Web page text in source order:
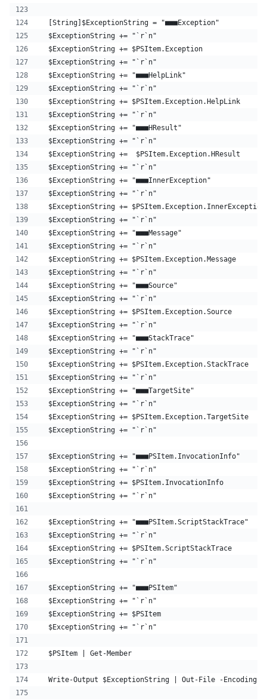
  [String]$ExceptionString = "■■■Exception"
  $ExceptionString += "`r`n"
  $ExceptionString += $PSItem.Exception
  $ExceptionString += "`r`n"
  $ExceptionString += "■■■HelpLink"
  $ExceptionString += "`r`n"
  $ExceptionString += $PSItem.Exception.HelpLink
  $ExceptionString += "`r`n"
  $ExceptionString += "■■■HResult"
  $ExceptionString += "`r`n"
  $ExceptionString +=  $PSItem.Exception.HResult
  $ExceptionString += "`r`n"
  $ExceptionString += "■■■InnerException"
  $ExceptionString += "`r`n"
  $ExceptionString += $PSItem.Exception.InnerException
  $ExceptionString += "`r`n"
  $ExceptionString += "■■■Message"
  $ExceptionString += "`r`n"
  $ExceptionString += $PSItem.Exception.Message
  $ExceptionString += "`r`n"
  $ExceptionString += "■■■Source"
  $ExceptionString += "`r`n"
  $ExceptionString += $PSItem.Exception.Source
  $ExceptionString += "`r`n"
  $ExceptionString += "■■■StackTrace"
  $ExceptionString += "`r`n"
  $ExceptionString += $PSItem.Exception.StackTrace
  $ExceptionString += "`r`n"
  $ExceptionString += "■■■TargetSite"
  $ExceptionString += "`r`n"
  $ExceptionString += $PSItem.Exception.TargetSite
  $ExceptionString += "`r`n"
  $ExceptionString += "■■■PSItem.InvocationInfo"
  $ExceptionString += "`r`n"
  $ExceptionString += $PSItem.InvocationInfo
  $ExceptionString += "`r`n"
  $ExceptionString += "■■■PSItem.ScriptStackTrace"
  $ExceptionString += "`r`n"
  $ExceptionString += $PSItem.ScriptStackTrace
  $ExceptionString += "`r`n"
  $ExceptionString += "■■■PSItem"
  $ExceptionString += "`r`n"
  $ExceptionString += $PSItem
  $ExceptionString += "`r`n"
  $PSItem | Get-Member
Write-Output $ExceptionString | Out-File -Encoding